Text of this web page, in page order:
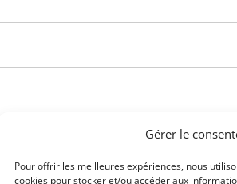
Gérer le
Pour offrir les meilleures expériences, nous
cookies pour stocker et/ou accéder aux